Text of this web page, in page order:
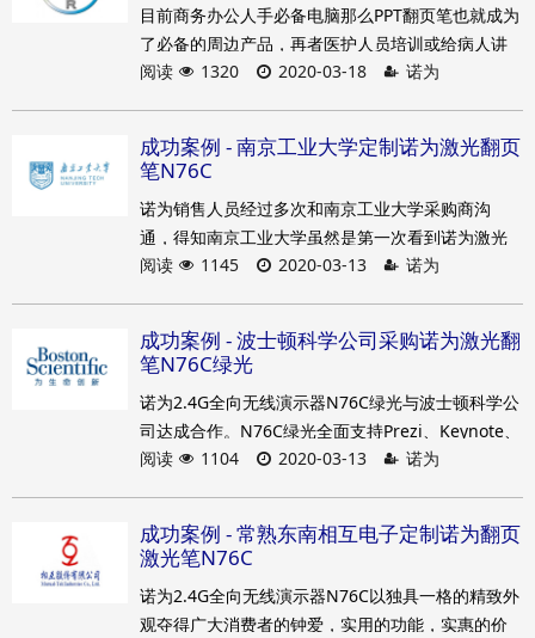
目前商务办公人手必备电脑那么PPT翻页笔也就成为
了必备的周边产品，再者医护人员培训或给病人讲
解片子都是可以用诺为激光翻页笔的激光功能来指
解人员可以自由移动，不再受制于鼠标，活动性更
强。综上就是为什么拜耳公司会连续4年钟情于诺为
翻页笔的原因了。
阅读 1320 2020-03-18 诺为
成功案例 - 南京工业大学定制诺为激光翻页
笔N76C
诺为销售人员经过多次和南京工业大学采购商沟
通，得知南京工业大学虽然是第一次看到诺为激光
翻页笔N76C，但是却深深的被该款产品的精致外观
出了他们的期望，尤其是对产品的外观设计和舒适
的手感，言语中更是毫不吝啬溢美之词。于是双方
很快就签订相关合作协议，随后诺为安排产品制
作，短短的几天便把专属于南京工业大学的产品送
达客户手里。
阅读 1145 2020-03-13 诺为
成功案例 - 波士顿科学公司采购诺为激光翻
笔N76C绿光
诺为2.4G全向无线演示器N76C绿光与波士顿科学公
司达成合作。N76C绿光全面支持Prezi、Keynote、
PowerPoint，并且满足新标准的3R类激光要求。醒
更加符合波士顿科学公司的采购标准， N76C属于诺
为“远控”系列，使用六大核心科技打造长达100米的
遥控距离，让您拥有远距离的翻页体验。
阅读 1104 2020-03-13 诺为
成功案例 - 常熟东南相互电子定制诺为翻页
激光笔N76C
诺为2.4G全向无线演示器N76C以独具一格的精致外
观夺得广大消费者的钟爱，实用的功能，实惠的价